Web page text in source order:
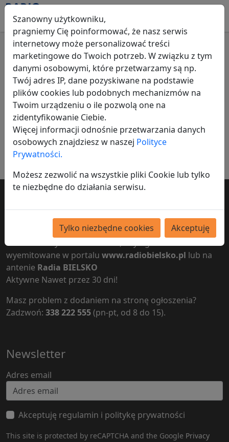
Gry online
Wszystkie ogłoszenia Gry Gry online
Nic nie znaleziono
Dodaj ogłoszenie
Chcesz by twoje ogłoszenie dotarło do
tysięcy osób?
Nie trzeba wychodzić z domu, aby ogłoszenie zostało
wyemitowane w portalu www.radiobielsko.pl lub na
antenie Radia BIELSKO
Aktywne Nawet przez 30 dni!
Masz problem z dodaniem na stronę ogłoszenia?
Zadzwoń: 338 222 555(pn-pt, od 8 do 15).
Newsletter
Adres email
Akceptuję regulamin i politykę prywatności
This site is protected by reCAPTCHA and the Google Privacy
Szanowny użytkowniku,
pragniemy Cię poinformować, że nasz serwis
internetowy może personalizować treści
marketingowe do Twoich potrzeb. W związku z tym
danymi osobowymi, które przetwarzamy są np.
Twój adres IP, dane pozyskiwane na podstawie
plików cookies lub podobnych mechanizmów na
Twoim urządzeniu o ile pozwolą one na
zidentyfikowanie Ciebie.
Więcej informacji odnośnie przetwarzania danych
osobowych znajdziesz w naszej Polityce
Prywatności.
Możesz zezwolić na wszystkie pliki Cookie lub tylko
te niezbędne do działania serwisu.
Tylko niezbędne cookies Akceptuję